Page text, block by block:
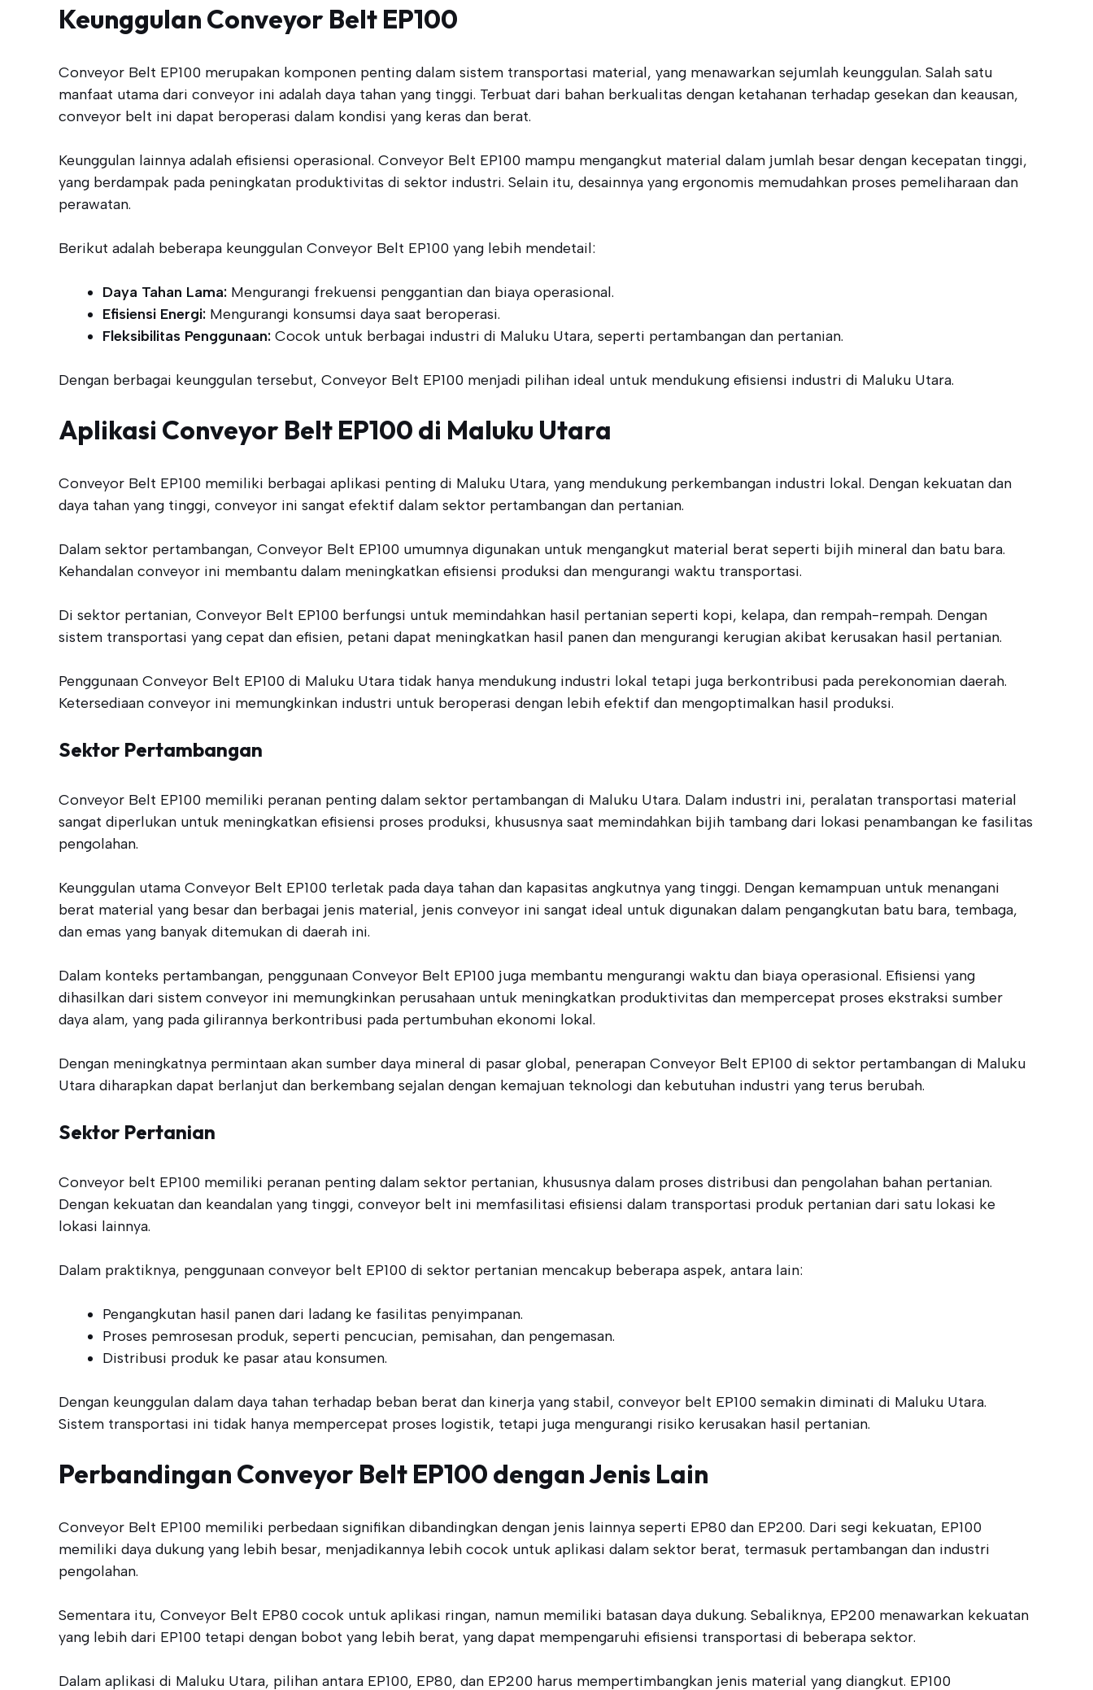
Keunggulan Conveyor Belt EP100
Conveyor Belt EP100 merupakan komponen penting dalam sistem transportasi material, yang menawarkan sejumlah keunggulan. Salah satu
manfaat utama dari conveyor ini adalah daya tahan yang tinggi. Terbuat dari bahan berkualitas dengan ketahanan terhadap gesekan dan keausan,
conveyor belt ini dapat beroperasi dalam kondisi yang keras dan berat.
Keunggulan lainnya adalah efisiensi operasional. Conveyor Belt EP100 mampu mengangkut material dalam jumlah besar dengan kecepatan tinggi,
yang berdampak pada peningkatan produktivitas di sektor industri. Selain itu, desainnya yang ergonomis memudahkan proses pemeliharaan dan
perawatan.
Berikut adalah beberapa keunggulan Conveyor Belt EP100 yang lebih mendetail:
Daya Tahan Lama: Mengurangi frekuensi penggantian dan biaya operasional.
Efisiensi Energi: Mengurangi konsumsi daya saat beroperasi.
Fleksibilitas Penggunaan: Cocok untuk berbagai industri di Maluku Utara, seperti pertambangan dan pertanian.
Dengan berbagai keunggulan tersebut, Conveyor Belt EP100 menjadi pilihan ideal untuk mendukung efisiensi industri di Maluku Utara.
Aplikasi Conveyor Belt EP100 di Maluku Utara
Conveyor Belt EP100 memiliki berbagai aplikasi penting di Maluku Utara, yang mendukung perkembangan industri lokal. Dengan kekuatan dan
daya tahan yang tinggi, conveyor ini sangat efektif dalam sektor pertambangan dan pertanian.
Dalam sektor pertambangan, Conveyor Belt EP100 umumnya digunakan untuk mengangkut material berat seperti bijih mineral dan batu bara.
Kehandalan conveyor ini membantu dalam meningkatkan efisiensi produksi dan mengurangi waktu transportasi.
Di sektor pertanian, Conveyor Belt EP100 berfungsi untuk memindahkan hasil pertanian seperti kopi, kelapa, dan rempah-rempah. Dengan
sistem transportasi yang cepat dan efisien, petani dapat meningkatkan hasil panen dan mengurangi kerugian akibat kerusakan hasil pertanian.
Penggunaan Conveyor Belt EP100 di Maluku Utara tidak hanya mendukung industri lokal tetapi juga berkontribusi pada perekonomian daerah.
Ketersediaan conveyor ini memungkinkan industri untuk beroperasi dengan lebih efektif dan mengoptimalkan hasil produksi.
Sektor Pertambangan
Conveyor Belt EP100 memiliki peranan penting dalam sektor pertambangan di Maluku Utara. Dalam industri ini, peralatan transportasi material
sangat diperlukan untuk meningkatkan efisiensi proses produksi, khususnya saat memindahkan bijih tambang dari lokasi penambangan ke fasilitas
pengolahan.
Keunggulan utama Conveyor Belt EP100 terletak pada daya tahan dan kapasitas angkutnya yang tinggi. Dengan kemampuan untuk menangani
berat material yang besar dan berbagai jenis material, jenis conveyor ini sangat ideal untuk digunakan dalam pengangkutan batu bara, tembaga,
dan emas yang banyak ditemukan di daerah ini.
Dalam konteks pertambangan, penggunaan Conveyor Belt EP100 juga membantu mengurangi waktu dan biaya operasional. Efisiensi yang
dihasilkan dari sistem conveyor ini memungkinkan perusahaan untuk meningkatkan produktivitas dan mempercepat proses ekstraksi sumber
daya alam, yang pada gilirannya berkontribusi pada pertumbuhan ekonomi lokal.
Dengan meningkatnya permintaan akan sumber daya mineral di pasar global, penerapan Conveyor Belt EP100 di sektor pertambangan di Maluku
Utara diharapkan dapat berlanjut dan berkembang sejalan dengan kemajuan teknologi dan kebutuhan industri yang terus berubah.
Sektor Pertanian
Conveyor belt EP100 memiliki peranan penting dalam sektor pertanian, khususnya dalam proses distribusi dan pengolahan bahan pertanian.
Dengan kekuatan dan keandalan yang tinggi, conveyor belt ini memfasilitasi efisiensi dalam transportasi produk pertanian dari satu lokasi ke
lokasi lainnya.
Dalam praktiknya, penggunaan conveyor belt EP100 di sektor pertanian mencakup beberapa aspek, antara lain:
Pengangkutan hasil panen dari ladang ke fasilitas penyimpanan.
Proses pemrosesan produk, seperti pencucian, pemisahan, dan pengemasan.
Distribusi produk ke pasar atau konsumen.
Dengan keunggulan dalam daya tahan terhadap beban berat dan kinerja yang stabil, conveyor belt EP100 semakin diminati di Maluku Utara.
Sistem transportasi ini tidak hanya mempercepat proses logistik, tetapi juga mengurangi risiko kerusakan hasil pertanian.
Perbandingan Conveyor Belt EP100 dengan Jenis Lain
Conveyor Belt EP100 memiliki perbedaan signifikan dibandingkan dengan jenis lainnya seperti EP80 dan EP200. Dari segi kekuatan, EP100
memiliki daya dukung yang lebih besar, menjadikannya lebih cocok untuk aplikasi dalam sektor berat, termasuk pertambangan dan industri
pengolahan.
Sementara itu, Conveyor Belt EP80 cocok untuk aplikasi ringan, namun memiliki batasan daya dukung. Sebaliknya, EP200 menawarkan kekuatan
yang lebih dari EP100 tetapi dengan bobot yang lebih berat, yang dapat mempengaruhi efisiensi transportasi di beberapa sektor.
Dalam aplikasi di Maluku Utara, pilihan antara EP100, EP80, dan EP200 harus mempertimbangkan jenis material yang diangkut. EP100